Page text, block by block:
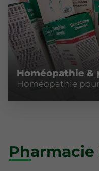
Homéopathie &
Homéopathie
Pharmacie